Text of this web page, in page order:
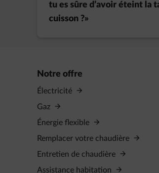
tu es sûre d’avoir éteint la
cuisson ?»
Notre offre
Électricité
Gaz
Énergie flexible
Remplacer votre chaudière
Entretien de chaudière
Assistance habitation